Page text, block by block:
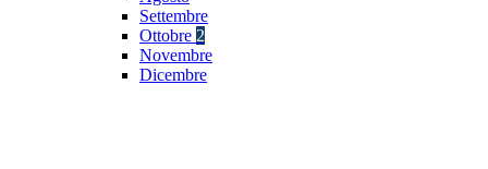
Settembre
Ottobre 2
Novembre
Dicembre